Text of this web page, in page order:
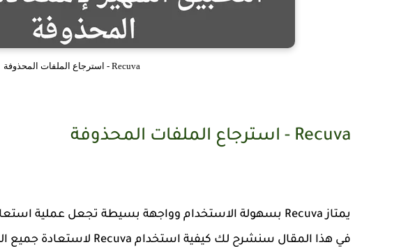
Recuva - استرجاع الملفات المحذوفة
Recuva - استرجاع الملفات المحذوفة
يمتاز Recuva بسهولة الاستخدام وواجهة بسيطة تجعل عملية استعادة البيانات سهلة حتى للمبتدئين.
في هذا المقال سنشرح لك كيفية استخدام Recuva لاستعادة جميع الملفات المحذوفة